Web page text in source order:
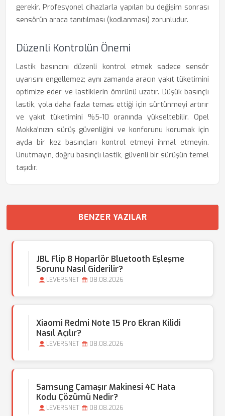
gerekir. Profesyonel cihazlarla yapılan bu değişim sonrası
sensörün araca tanıtılması (kodlanması) zorunludur.
Düzenli Kontrolün Önemi
Lastik basıncını düzenli kontrol etmek sadece sensör
uyarısını engellemez; aynı zamanda aracın yakıt tüketimini
optimize eder ve lastiklerin ömrünü uzatır. Düşük basınçlı
lastik, yola daha fazla temas ettiği için sürtünmeyi artırır
ve yakıt tüketimini %5-10 oranında yükseltebilir. Opel
Mokka'nızın sürüş güvenliğini ve konforunu korumak için
ayda bir kez basınçları kontrol etmeyi ihmal etmeyin.
Unutmayın, doğru basınçlı lastik, güvenli bir sürüşün temel
taşıdır.
BENZER YAZILAR
JBL Flip 8 Hoparlör Bluetooth Eşleşme
Sorunu Nasıl Giderilir?
LEVERSNET 08.08.2026
Xiaomi Redmi Note 15 Pro Ekran Kilidi
Nasıl Açılır?
LEVERSNET 08.08.2026
Samsung Çamaşır Makinesi 4C Hata
Kodu Çözümü Nedir?
LEVERSNET 08.08.2026